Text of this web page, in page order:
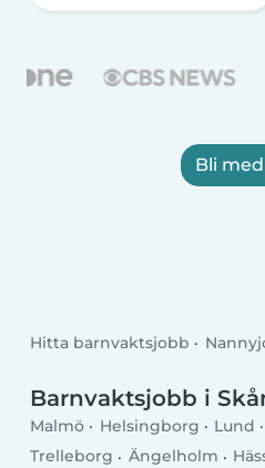
Bli
Hitta barnvaktsjobb
Barnvaktsjobb i
Malmö Helsingborg Lund
Trelleborg
Ängelholm